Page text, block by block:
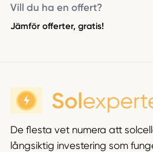
Vill du ha en offert?
Jämför offerter, gratis!
De flesta vet numera att
långsiktig investering som